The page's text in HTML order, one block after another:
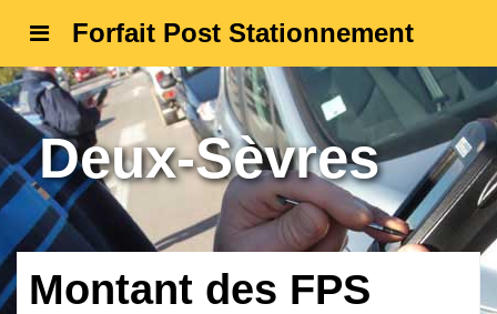
Forfait Post Stationnement
Deux-Sèvres
Montant des FPS